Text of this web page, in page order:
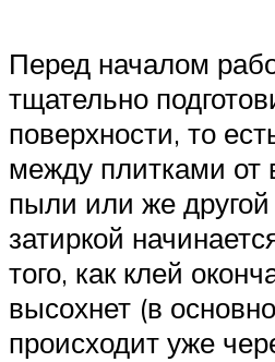
Перед началом
тщательно
поверхности, то
между плитками от
пыли или же другой
затиркой
того, как клей
высохнет (в
происходит уже